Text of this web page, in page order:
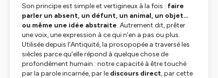
Son principe est simple et vertigineux à la fois : faire
parler un absent, un défunt, un animal, un objet…
ou même une idée abstraite. Autrement dit, prêter
une voix, une expression à ce qui n’en a pas ou plus.
Utilisée depuis l’Antiquité, la prosopopée a traversé les
siècles parce qu’elle répond à quelque chose de
profondément humain : notre capacité à être touché
par la parole incarnée, par le discours direct, par cette